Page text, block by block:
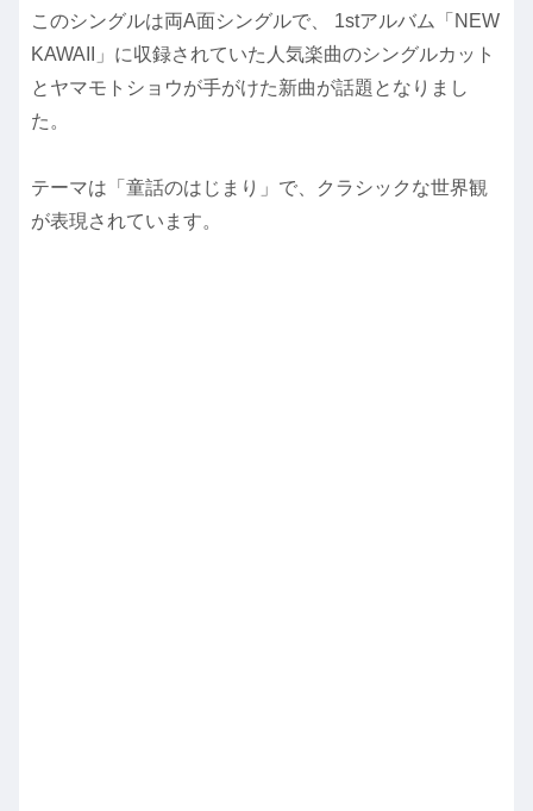
このシングルは両A面シングルで、 1stアルバム「NEW
KAWAII」に収録されていた人気楽曲のシングルカット
とヤマモトショウが手がけた新曲が話題となりまし
た。
テーマは「童話のはじまり」で、クラシックな世界観
が表現されています。